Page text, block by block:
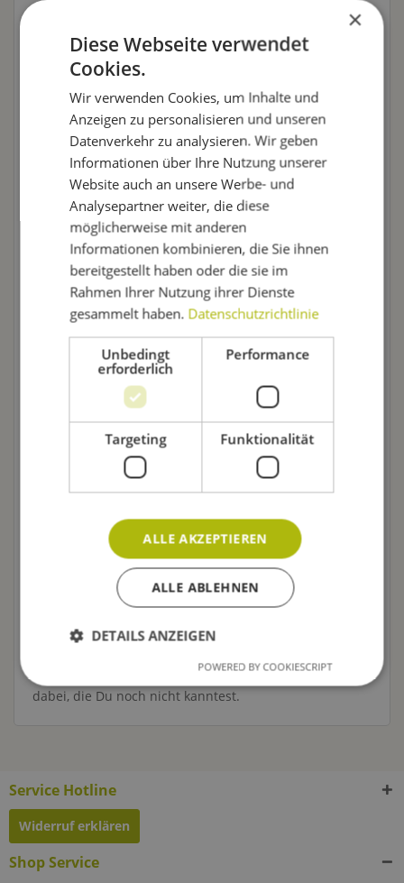
verstehen. Und das richtige Lexikon dafür findest Du
genau hier.
In diesem Braulexikon erfährst Du, was der
Außenbereichfür den Biergenuss bedeutet, wie eine
Bierprobeabläuft, welcheGefäßeDir als Bierliebhaber
begegnen und was eigentlich eineWürzeist. Von A bis
Z ist hier alles Wissenswerte über Bier und Bierbrauen
zusammengetragen.
Fällt Dir eine Wissenslücke in unserem Lexikon auf,
schreib uns einfach! Wir recherchieren gerne nach,
verbessern unser Lexikon und fügen neue Begriffe
hinzu. Da wir uns schon lange in der Welt des
Bierbrauens bewegen, ist uns vielleicht nicht immer
klar, welche Begriffe mehr Erklärung brauchen. Hast Du
eine Anregung, dann immer heraus damit!
Braulexikon: Infos über Bierproben,
Brauereiarten oder Rohstoffe
Wusstest Du, dass ein Bier für gut befunden wurde,
Sitzbank festklebte? Ist Dir bewusst, wieBierwerbung
auf Dich wirkt? Weißt Du, wie manBierhonigmacht?
Hier im Braulexikon findest Du solche und andere
nützliche und wissenswerte Informationen. Das
Braulexikon erklärt nicht nur die Begriffe des Brauens
und des Bieres, sondern liefert auch unterhaltsame
Braulexikon! Bestimmt ist die ein oder andere Sache
dabei, die Du noch nicht kanntest.
Service Hotline
Widerruf erklären
Shop Service
×
Diese Webseite verwendet
Cookies.
Wir verwenden Cookies, um Inhalte und
Anzeigen zu personalisieren und unseren
Datenverkehr zu analysieren. Wir geben
Informationen über Ihre Nutzung unserer
Website auch an unsere Werbe- und
Analysepartner weiter, die diese
möglicherweise mit anderen
Informationen kombinieren, die Sie ihnen
bereitgestellt haben oder die sie im
Rahmen Ihrer Nutzung ihrer Dienste
gesammelt haben. Datenschutzrichtlinie
Unbedingt
erforderlich
Performance
Targeting Funktionalität
ALLE AKZEPTIEREN
ALLE ABLEHNEN
DETAILS ANZEIGEN
POWERED BY COOKIESCRIPT